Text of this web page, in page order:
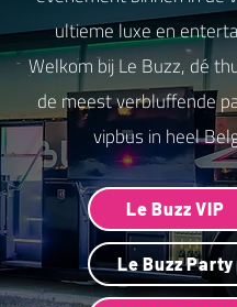
ultieme luxe en
Welkom bij Le Buzz, dé
de meest verbluffende
vipbus in heel
Le Buzz VIP
Le Buzz Party